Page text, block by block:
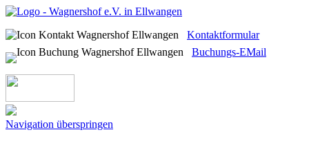
Kontaktformular
Buchungs-EMail
Navigation überspringen